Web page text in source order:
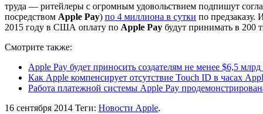
труда — ритейлеры с огромным удовольствием подпишут
посредством Apple Pay) по 4 миллиона в сутки по
2015 году в США оплату по Apple Pay будут принимать в 200
Смотрите также:
Apple Pay будет приносить создателям не менее $6,5 млрд
Как Apple компенсирует отсутствие Touch ID в часах
Работа платежной системы Apple Pay
16 сентября 2014 Теги: Новости Apple.